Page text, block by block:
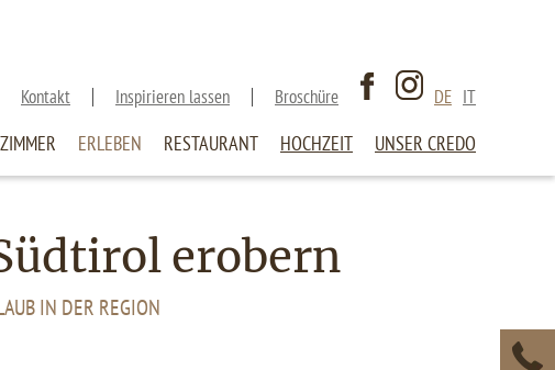
Kontakt Inspirieren lassen Broschüre DE IT
ZIMMER ERLEBEN RESTAURANT HOCHZEIT UNSER CREDO
erobern
IN DER REGION